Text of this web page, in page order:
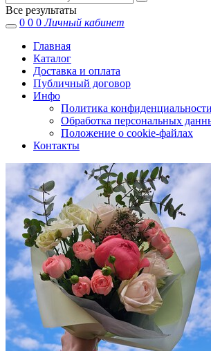
Все результаты
0 0 0 Личный кабинет
Главная
Каталог
Доставка и оплата
Публичный договор
Инфо
Политика конфиденциальности
Обработка персональных
Положение о cookie-файлах
Контакты